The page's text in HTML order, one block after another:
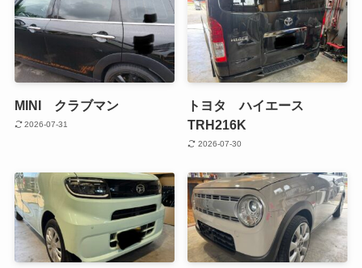
MINI クラブマン
2026-07-31
トヨタ ハイエース
TRH216K
2026-07-30